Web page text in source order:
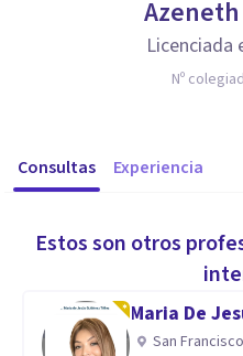
Licenciada
Nº
Consultas Experiencia
Estos son otros
Maria De
San Francisco